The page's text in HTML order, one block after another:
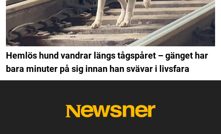
Hemlös hund vandrar längs tågspåret – gänget har
bara minuter på sig innan han svävar i livsfara